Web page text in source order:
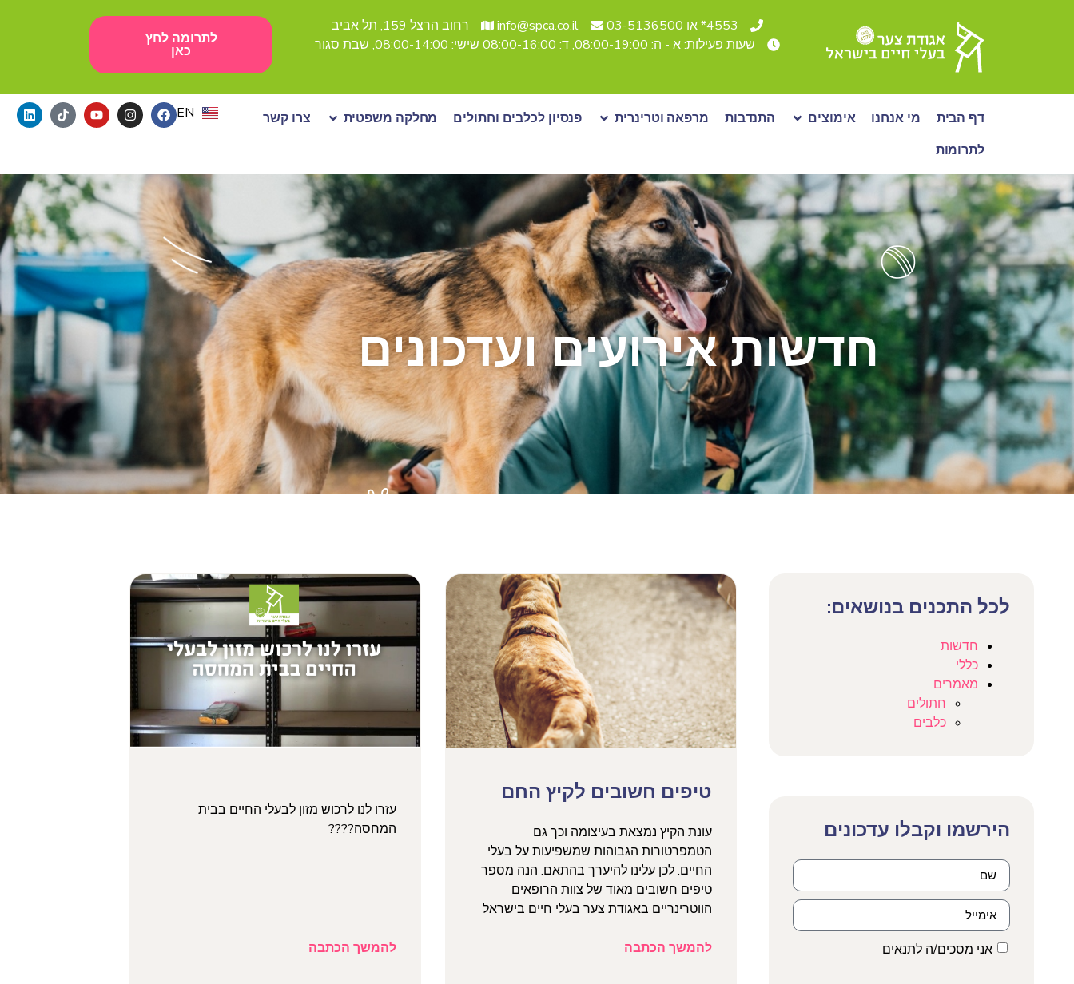
4553* או 03-5136500 info@spca.co.il
רחוב הרצל 159, תל אביב
שעות פעילות: א - ה: 08:00-19:00, ד: 08:00-16:00 שישי: 08:00-14:00, שבת סגור
לתרומה לחץ
כאן
דף הבית מי אנחנו אימוצים התנדבות מרפאה וטרינרית פנסיון לכלבים וחתולים מחלקה משפטית
צרו קשר
לתרומות
EN
חדשות אירועים ועדכונים
לכל התכנים בנושאים:
חדשות
כללי
מאמרים
חתולים
כלבים
הירשמו וקבלו עדכונים​
אני מסכים/ה לתנאים
טיפים חשובים לקיץ החם
עונת הקיץ נמצאת בעיצומה וכך גם
הטמפרטורות הגבוהות שמשפיעות על בעלי
החיים. לכן עלינו להיערך בהתאם. הנה מספר
טיפים חשובים מאוד של צוות הרופאים
הווטרינריים באגודת צער בעלי חיים בישראל
להמשך הכתבה
עזרו לנו לרכוש מזון לבעלי החיים בבית
המחסה????
להמשך הכתבה